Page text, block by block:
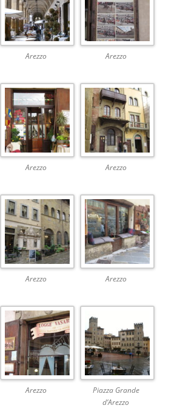
Arezzo Arezzo
Arezzo Arezzo
Arezzo Arezzo
Arezzo
Piazza Grande
d’Arezzo